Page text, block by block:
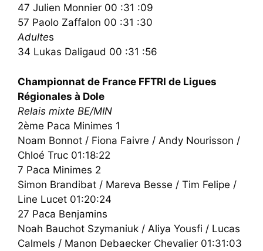
47 Julien Monnier 00 :31 :09
57 Paolo Zaffalon 00 :31 :30
Adultes
34 Lukas Daligaud 00 :31 :56
Championnat de France FFTRI de Ligues
Régionales à Dole
Relais mixte BE/MIN
2ème Paca Minimes 1
Noam Bonnot / Fiona Faivre / Andy Nourisson /
Chloé Truc 01:18:22
7 Paca Minimes 2
Simon Brandibat / Mareva Besse / Tim Felipe /
Line Lucet 01:20:24
27 Paca Benjamins
Noah Bauchot Szymaniuk / Aliya Yousfi / Lucas
Calmels / Manon Debaecker Chevalier 01:31:03